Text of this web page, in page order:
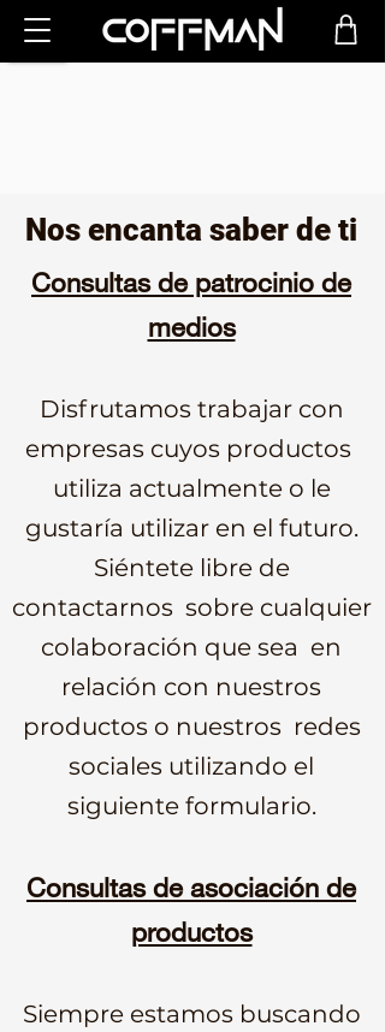
Nos encanta saber de ti
Consultas de patrocinio de
medios
Disfrutamos trabajar con
empresas cuyos productos
utiliza actualmente o le
gustaría utilizar en el futuro.
Siéntete libre de
contactarnos sobre cualquier
colaboración que sea en
relación con nuestros
productos o nuestros redes
sociales utilizando el
siguiente formulario.
Consultas de asociación de
productos
Siempre estamos buscando